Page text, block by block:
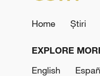
Home Știri
EXPLORE
English